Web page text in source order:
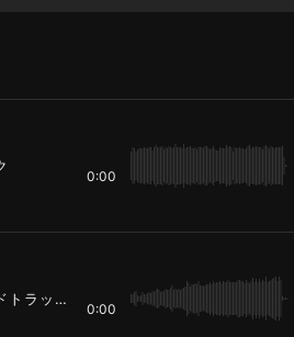
0:00
シネマティック、サウンドトラック
0:00